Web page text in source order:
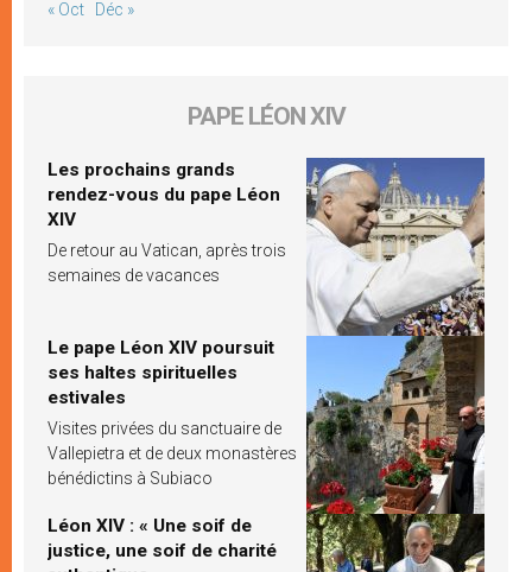
« Oct Déc »
PAPE LÉON XIV
Les prochains grands
rendez-vous du pape Léon
XIV
De retour au Vatican, après trois
semaines de vacances
Le pape Léon XIV poursuit
ses haltes spirituelles
estivales
Visites privées du sanctuaire de
Vallepietra et de deux monastères
bénédictins à Subiaco
Léon XIV : « Une soif de
justice, une soif de charité